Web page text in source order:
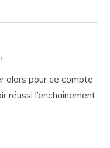
alors pour ce compte
réussi l’enchaînement